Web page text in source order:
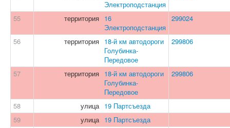
Электроподстанция
55 территория 16
Электроподстанция
299024
56 территория 18-й км автодороги
Голубинка-
Передовое
299806
57 территория 18-й км автодороги
Голубинка-
Передовое
299806
58 улица 19 Партсъезда
59
улица 19 Партсъезда